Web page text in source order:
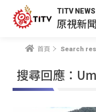
TITV NEWS
原視新
首頁 Search
搜尋回應：